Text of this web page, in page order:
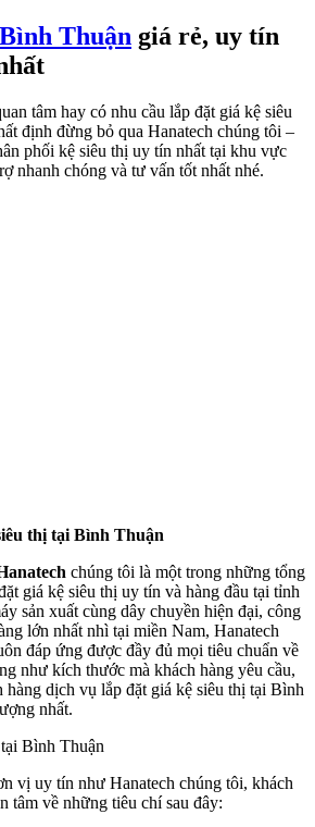
Thuận giá rẻ, uy tín
tâm hay có nhu cầu lắp đặt giá kệ siêu
định đừng bỏ qua Hanatech chúng tôi –
phối kệ siêu thị uy tín nhất tại khu vực
nhanh chóng và tư vấn tốt nhất nhé.
thị tại Bình Thuận
chúng tôi là một trong những tổng
giá kệ siêu thị uy tín và hàng đầu tại tỉnh
sản xuất cùng dây chuyền hiện đại, công
lớn nhất nhì tại miền Nam, Hanatech
đáp ứng được đầy đủ mọi tiêu chuẩn về
như kích thước mà khách hàng yêu cầu,
hàng dịch vụ lắp đặt giá kệ siêu thị tại Bình
nhất.
vị uy tín như Hanatech chúng tôi, khách
tâm về những tiêu chí sau đây: